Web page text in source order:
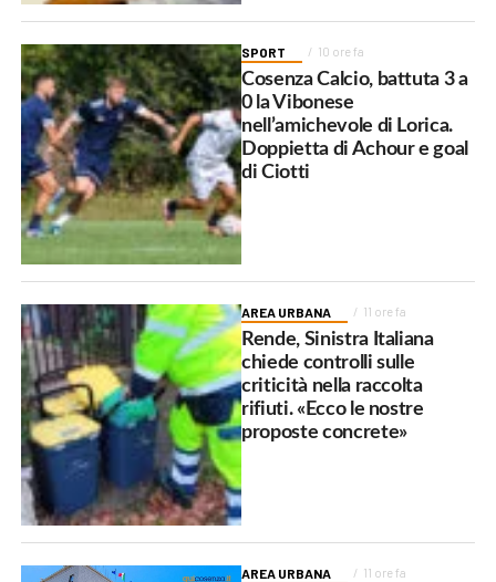
SPORT 10 ore fa
Cosenza Calcio, battuta 3 a
0 la Vibonese
nell’amichevole di Lorica.
Doppietta di Achour e goal
di Ciotti
AREA URBANA 11 ore fa
Rende, Sinistra Italiana
chiede controlli sulle
criticità nella raccolta
rifiuti. «Ecco le nostre
proposte concrete»
AREA URBANA 11 ore fa